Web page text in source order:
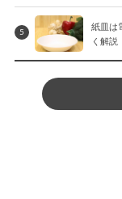
5
紙皿は
く解説